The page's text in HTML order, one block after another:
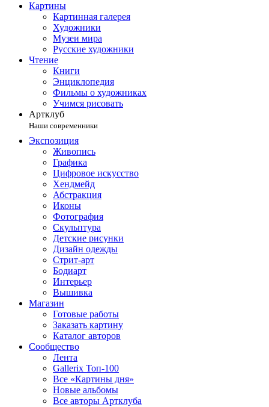
Картины
Картинная галерея
Художники
Музеи мира
Русские художники
Чтение
Книги
Энциклопедия
Фильмы о художниках
Учимся рисовать
Артклуб
Наши современники
Экспозиция
Живопись
Графика
Цифровое искусство
Хендмейд
Абстракция
Иконы
Фотография
Скульптура
Детские рисунки
Дизайн одежды
Стрит-арт
Бодиарт
Интерьер
Вышивка
Магазин
Готовые работы
Заказать картину
Каталог авторов
Сообщество
Лента
Gallerix Топ-100
Все «Картины дня»
Новые альбомы
Все авторы Артклуба